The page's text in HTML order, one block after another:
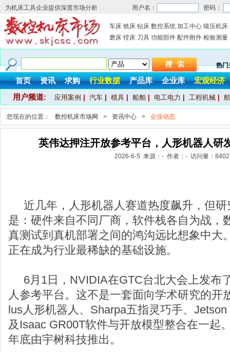
为机床工具企业提供深度市场分析 用户名： 密码：
车床 铣床 钻床 数控系统 加工中心 锻压机床
磨床 镗床 刀具 功能部件 配件附件 检验测量
热门
首页 资讯 求购 行业数据 产品库 企业库 宏观经济
用户频道: 应用案例 汽车 模具 船舶 电工电力 工程机械
您现在的位置： 数控机床市场网 > 资讯中心 > 企业动态
英伟达押注开放参考平台，人形机器人研
2026-6-5 来源：- 作者：- 访问量： 8402
近几年，人形机器人赛道热度飙升，但研
是：硬件来自不同厂商，软件栈各自为战，
真测试到真机部署之间的鸿沟远比想象中大
正在成为行业最稀缺的基础设施。
6月1日，NVIDIA在GTC台北大会上发布
人参考平台。这不是一套面向学术研究的开
lus人形机器人、Sharpa五指灵巧手、
及Isaac GR00T软件与开放模型整合在一起
年底由宇树科技推出。